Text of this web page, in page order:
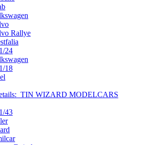
Rallye
24
18
TIN WIZARD MODELCARS
43